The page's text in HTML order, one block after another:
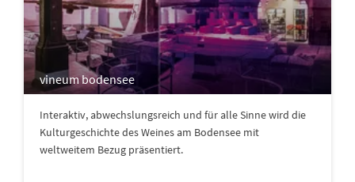
vineum bodensee
Interaktiv, abwechslungsreich und für alle Sinne wird die
Kulturgeschichte des Weines am Bodensee mit
weltweitem Bezug präsentiert.